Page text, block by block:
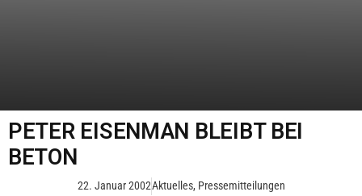
PETER EISENMAN BLEIBT BEI
BETON
22. Januar 2002Aktuelles, Pressemitteilungen